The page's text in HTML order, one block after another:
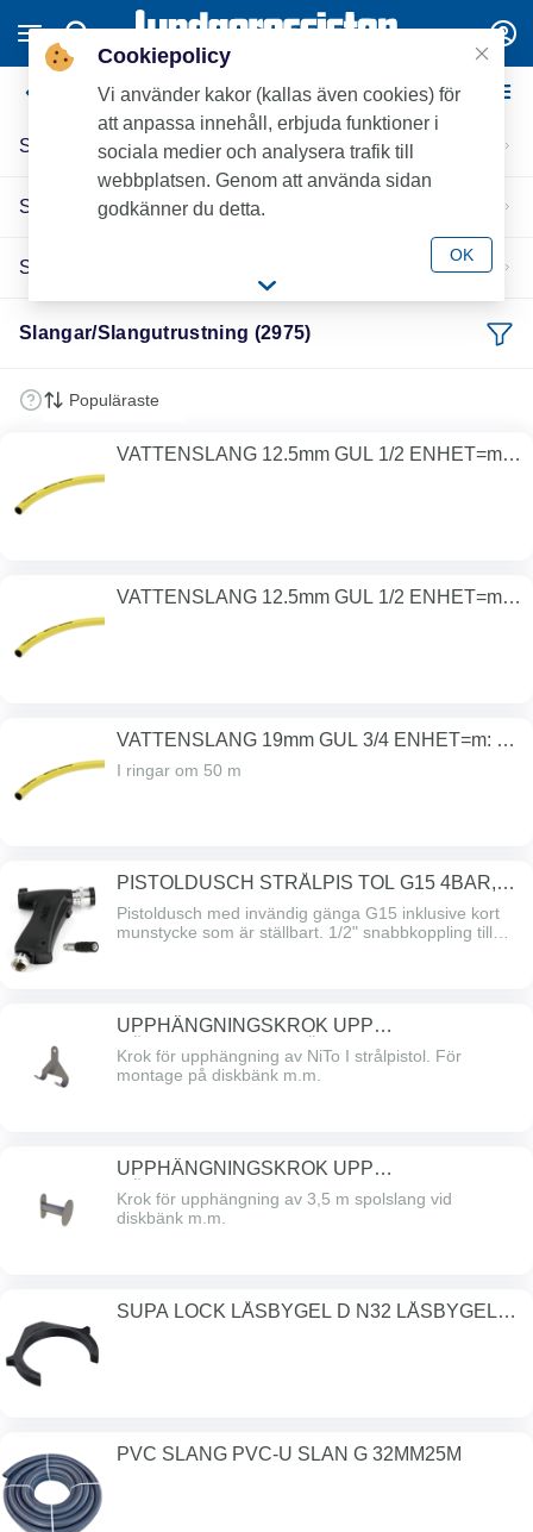
Slangar/Slangutrustning
Slangar
Slangkopplingar
Slangutrustning
Slangar/Slangutrustning (2975)
VATTENSLANG 12.5mm GUL 1/2 ENHET=m:
VATTENSLANG 12.5mm GUL 1/2 ENHET=m:
VATTENSLANG 19mm GUL 3/4 ENHET=m: 50
m/RULLE
I ringar om 50 m
PISTOLDUSCH STRÅLPIS TOL G15 4BAR,
MAXTE
Pistoldusch med invändig gänga G15 inklusive kort
munstycke som är ställbart. 1/2" snabbkoppling till
UPPHÄNGNINGSKROK UPP
HÄNGNINGSKROK FÖ
Krok för upphängning av NiTo I strålpistol. För
montage på diskbänk m.m.
UPPHÄNGNINGSKROK UPP
HÄNGNINGSKROK L=80M
Krok för upphängning av 3,5 m spolslang vid
diskbänk m.m.
SUPA LOCK LÅSBYGEL D N32 LÅSBYGEL
PVC SLANG PVC-U SLAN G 32MM25M
Cookiepolicy
Vi använder kakor (kallas även cookies) för
att anpassa innehåll, erbjuda funktioner i
sociala medier och analysera trafik till
webbplatsen. Genom att använda sidan
godkänner du detta.
OK